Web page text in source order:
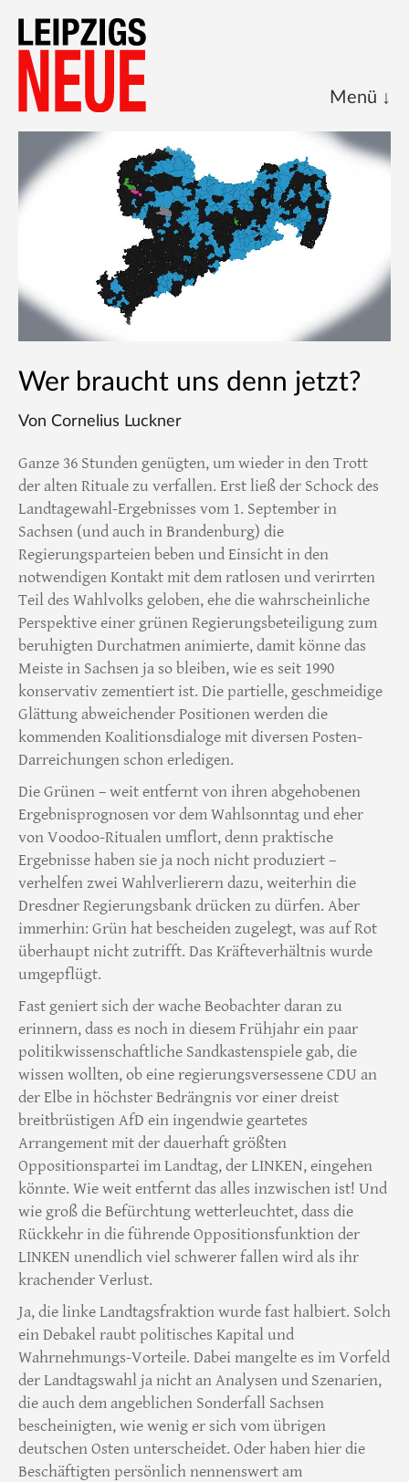
Start
Kalenderblatt
Impressum
Wer braucht uns denn jetzt?
Von Cornelius Luckner
Ganze 36 Stunden genügten, um wieder in den Trott
der alten Rituale zu verfallen. Erst ließ der Schock des
Landtagewahl-Ergebnisses vom 1. September in
Sachsen (und auch in Brandenburg) die
Regierungsparteien beben und Einsicht in den
notwendigen Kontakt mit dem ratlosen und verirrten
Teil des Wahlvolks geloben, ehe die wahrscheinliche
Perspektive einer grünen Regierungsbeteiligung zum
beruhigten Durchatmen animierte, damit könne das
Meiste in Sachsen ja so bleiben, wie es seit 1990
konservativ zementiert ist. Die partielle, geschmeidige
Glättung abweichender Positionen werden die
kommenden Koalitionsdialoge mit diversen Posten-
Darreichungen schon erledigen.
Die Grünen – weit entfernt von ihren abgehobenen
Ergebnisprognosen vor dem Wahlsonntag und eher
von Voodoo-Ritualen umflort, denn praktische
Ergebnisse haben sie ja noch nicht produziert –
verhelfen zwei Wahlverlierern dazu, weiterhin die
Dresdner Regierungsbank drücken zu dürfen. Aber
immerhin: Grün hat bescheiden zugelegt, was auf Rot
überhaupt nicht zutrifft. Das Kräfteverhältnis wurde
umgepflügt.
Fast geniert sich der wache Beobachter daran zu
erinnern, dass es noch in diesem Frühjahr ein paar
politikwissenschaftliche Sandkastenspiele gab, die
wissen wollten, ob eine regierungsversessene CDU an
der Elbe in höchster Bedrängnis vor einer dreist
breitbrüstigen AfD ein ingendwie geartetes
Arrangement mit der dauerhaft größten
Oppositionspartei im Landtag, der LINKEN, eingehen
könnte. Wie weit entfernt das alles inzwischen ist! Und
wie groß die Befürchtung wetterleuchtet, dass die
Rückkehr in die führende Oppositionsfunktion der
LINKEN unendlich viel schwerer fallen wird als ihr
krachender Verlust.
Ja, die linke Landtagsfraktion wurde fast halbiert. Solch
ein Debakel raubt politisches Kapital und
Wahrnehmungs-Vorteile. Dabei mangelte es im Vorfeld
der Landtagswahl ja nicht an Analysen und Szenarien,
die auch dem angeblichen Sonderfall Sachsen
bescheinigten, wie wenig er sich vom übrigen
deutschen Osten unterscheidet. Oder haben hier die
Beschäftigten persönlich nennenswert am